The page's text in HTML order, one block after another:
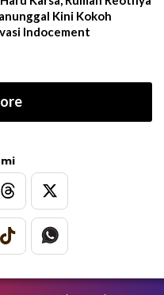
Kini Kokoh
Indocement